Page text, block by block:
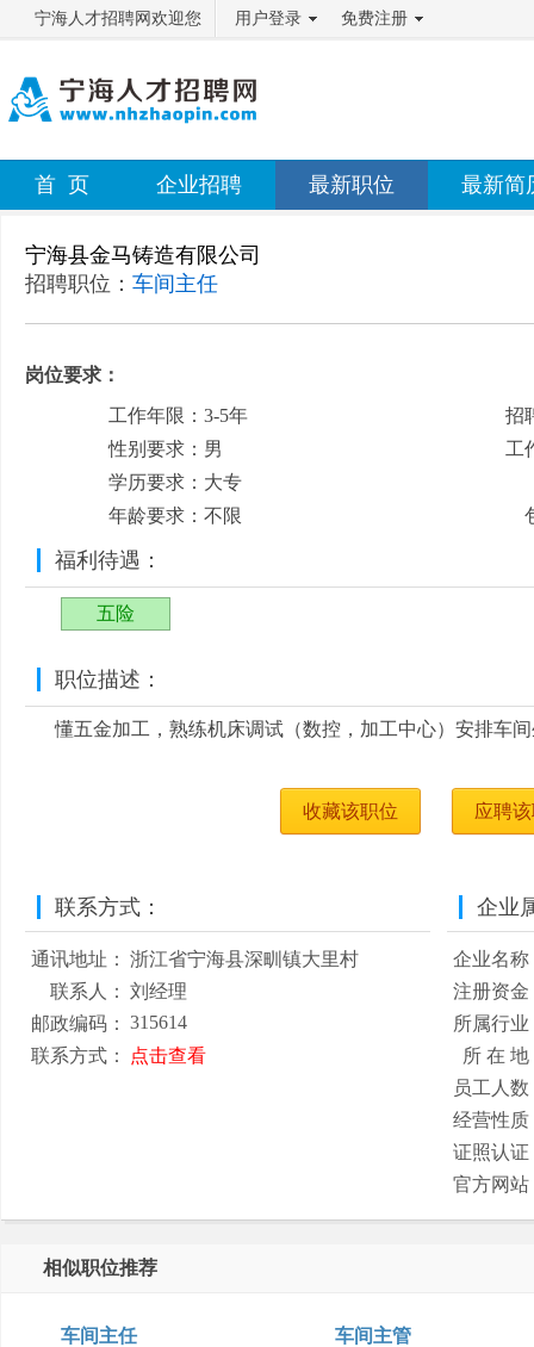
宁海人才招聘网欢迎您 用户登录 免费注册
首 页 企业招聘 最新职位 最新简
宁海县金马铸造有限公司
招聘职位： 车间主任
岗位要求：
工作年限：3-5年
性别要求：男
学历要求：大专
年龄要求：不限
招
工
福利待遇：
五险
职位描述：
懂五金加工，熟练机床调试（数控，加工中心）安排车
收藏该职位 应聘
联系方式：
通讯地址：
浙江省宁海县深甽镇大里村
联系人：
刘经理
邮政编码：
315614
联系方式：
点击查看
企业
企业名称
注册资金
所属行业
所 在 地
员工人数
经营性质
证照认证
官方网站
相似职位推荐
车间主任 车间主管